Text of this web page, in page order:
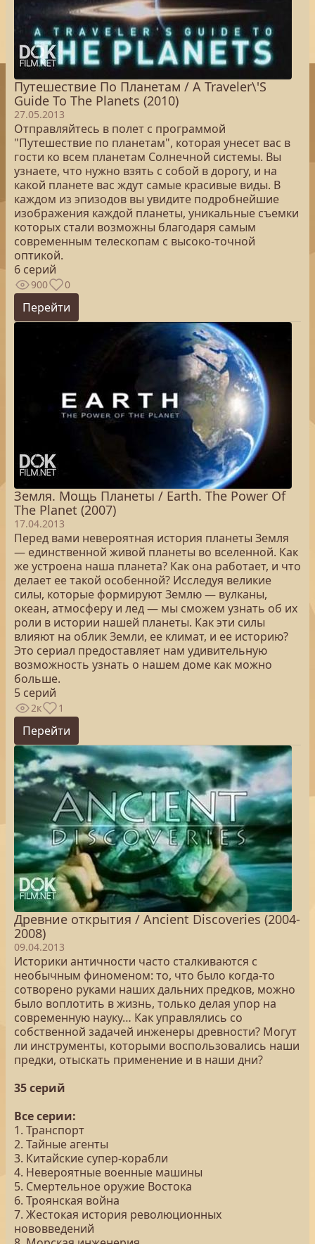
Путешествие По Планетам / A Traveler\'S
Guide To The Planets (2010)
27.05.2013
Отправляйтесь в полет с программой
"Путешествие по планетам", которая унесет вас в
гости ко всем планетам Солнечной системы. Вы
узнаете, что нужно взять с собой в дорогу, и на
какой планете вас ждут самые красивые виды. В
каждом из эпизодов вы увидите подробнейшие
изображения каждой планеты, уникальные съемки
которых стали возможны благодаря самым
современным телескопам с высоко-точной
оптикой.
6 серий
900 0
Перейти
Земля. Мощь Планеты / Earth. The Power Of
The Planet (2007)
17.04.2013
Перед вами невероятная история планеты Земля
— единственной живой планеты во вселенной. Как
же устроена наша планета? Как она работает, и что
делает ее такой особенной? Исследуя великие
силы, которые формируют Землю — вулканы,
океан, атмосферу и лед — мы сможем узнать об их
роли в истории нашей планеты. Как эти силы
влияют на облик Земли, ее климат, и ее историю?
Это сериал предоставляет нам удивительную
возможность узнать о нашем доме как можно
больше.
5 серий
2к 1
Перейти
Древние открытия / Ancient Discoveries (2004-
2008)
09.04.2013
Историки античности часто сталкиваются с
необычным финоменом: то, что было когда-то
сотворено руками наших дальних предков, можно
было воплотить в жизнь, только делая упор на
современную науку… Как управлялись со
собственной задачей инженеры древности? Могут
ли инструменты, которыми воспользовались наши
предки, отыскать применение и в наши дни?
35 серий
Все серии:
1. Транспорт
2. Тайные агенты
3. Китайские супер-корабли
4. Невероятные военные машины
5. Смертельное оружие Востока
6. Троянская война
7. Жестокая история революционных
нововведений